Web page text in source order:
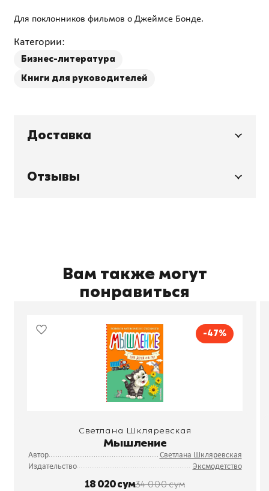
Категории:
Бизнес-литература
Книги для руководителей
Доставка
Отзывы
Вам также могут
понравиться
-47%
Светлана Шкляревская
Мышление
Автор
Светлана Шкляревская
Издательство
Эксмодетство
18 020 сум34 000 сум